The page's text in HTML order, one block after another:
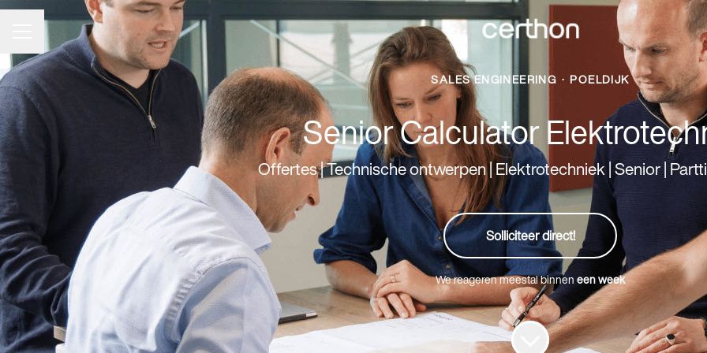
CARRIÈREMENU
SALES ENGINEERING · POELDIJK
Senior Calculator
Offertes | Technische ontwerpen | Elektrotechniek | Senior |
Solliciteer direct!
We reageren meestal binneneen week